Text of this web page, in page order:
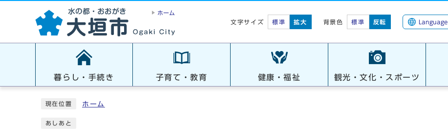
ホーム
文字サイズ
標準 拡大 背景色 標準 反転 Language
暮らし・手続き 子育て・教育 健康・福祉 観光・文化・スポーツ
現在位置 ホーム
あしあと